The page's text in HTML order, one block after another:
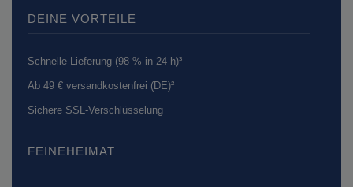
DEINE VORTEILE
Schnelle Lieferung (98 % in 24 h)³
Ab 49 € versandkostenfrei (DE)²
Sichere SSL-Verschlüsselung
FEINEHEIMAT